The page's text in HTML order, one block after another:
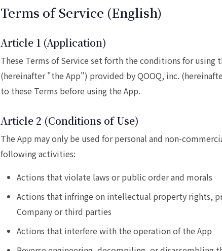
Terms of Service (English)
Article 1 (Application)
These Terms of Service set forth the conditions for using
(hereinafter "the App") provided by QOOQ, inc.
to these Terms before using the App.
Article 2 (Conditions of Use)
The App may only be used for personal and non-
following activities:
Actions that violate laws or public order and morals
Actions that infringe on intellectual property rights,
Company or third parties
Actions that interfere with the operation of the App